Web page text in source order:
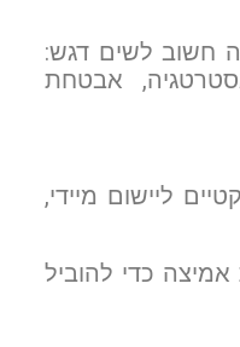
חשוב לשים דגש:
אבטחת
ליישום מיידי,
אמיצה כדי להוביל